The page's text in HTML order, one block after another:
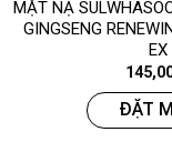
MẶT NẠ
GINGSENG
EX
ĐẶT